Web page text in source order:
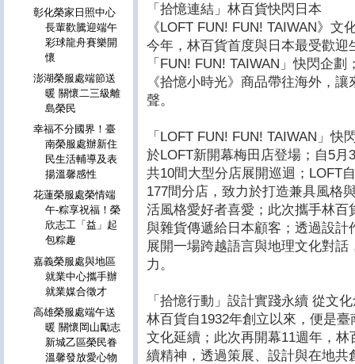
「拾憶連結」林百貨快閃日本
《LOFT FUN! FUN! TAIWAN》文
今年，林百貨首度與日本最受歡
「FUN! FUN! TAIWAN」快閃企
《拾憶小時光》商品帶往海外，
聲。
「LOFT FUN! FUN! TAIWAN」
於LOFT新開幕梅田店登場；自5
共10間大型分店展開巡迴；LOFT
177間分店，致力於打造兼具風格
活風格愛好者喜愛；此次攜手林
與雜貨傳遞給日本顧客；透過設
展開一場跨越語言與地理文化對
力。
「拾憶行動」設計實踐永續 從文
林百貨自1932年創立以來，便是
文化延續；此次再開幕11週年，
續精神，透過策展、設計與在地
彰化榮家日照中心
長輩歡騰迎端午
彩球龍舟賽樂開
懷
澎湖榮服處端節送
暖 關懷二三級離
島榮民
幸福不分國界！臺
南榮服處辦新住
民生活輔導及表
揚溫馨感性
花蓮榮服處榮情端
午-粽享祝福！榮
欣志工「益」起
包粽趣
嘉義榮服處與地區
就業中心攜手辦
就業媒合徵才
高雄榮服處端午送
暖 關懷岡山勵志
新城乙區榮民眷
溫馨發放愛心物